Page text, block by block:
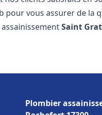
pour vous assurer de la
assainissementSaint
Plombier